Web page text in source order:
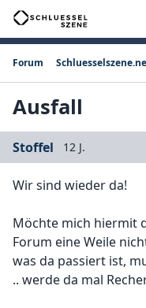
Forum
Ausfall
Stoffel 12 J.
Wir sind wieder da!
Möchte mich hiermit
Forum eine Weile
was da passiert ist,
.. werde da mal